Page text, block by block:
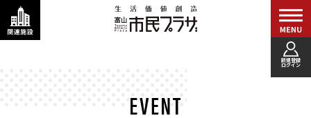
新規登録
ログイン